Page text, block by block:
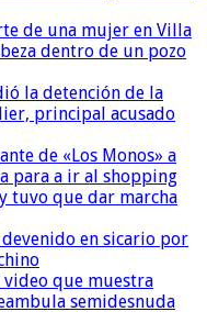
de una mujer en Villa
dentro de un pozo
la detención de la
principal acusado
de «Los Monos» a
para a ir al shopping
tuvo que dar marcha
en sicario por
video que muestra
semidesnuda